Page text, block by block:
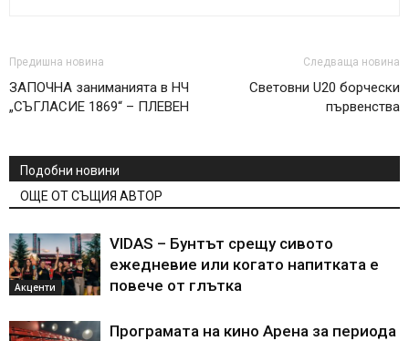
Предишна новина
ЗАПОЧНА заниманията в НЧ
„СЪГЛАСИЕ 1869“ – ПЛЕВЕН
Следваща новина
Световни U20 борчески
първенства
Подобни новини
ОЩЕ ОТ СЪЩИЯ АВТОР
Акценти
VIDAS – Бунтът срещу сивото
ежедневие или когато напитката е
повече от глътка
Програмата на кино Арена за периода